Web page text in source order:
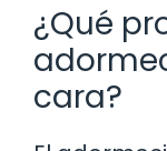
¿Qué
cara?